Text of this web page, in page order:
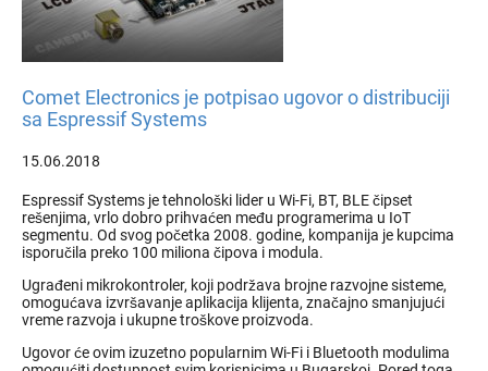
Comet Electronics je potpisao ugovor o distribuciji
sa Espressif Systems
15.06.2018
Espressif Systems je tehnološki lider u Wi-Fi, BT, BLE čipset
rešenjima, vrlo dobro prihvaćen među programerima u IoT
segmentu. Od svog početka 2008. godine, kompanija je kupcima
isporučila preko 100 miliona čipova i modula.
Ugrađeni mikrokontroler, koji podržava brojne razvojne sisteme,
omogućava izvršavanje aplikacija klijenta, značajno smanjujući
vreme razvoja i ukupne troškove proizvoda.
Ugovor će ovim izuzetno popularnim Wi-Fi i Bluetooth modulima